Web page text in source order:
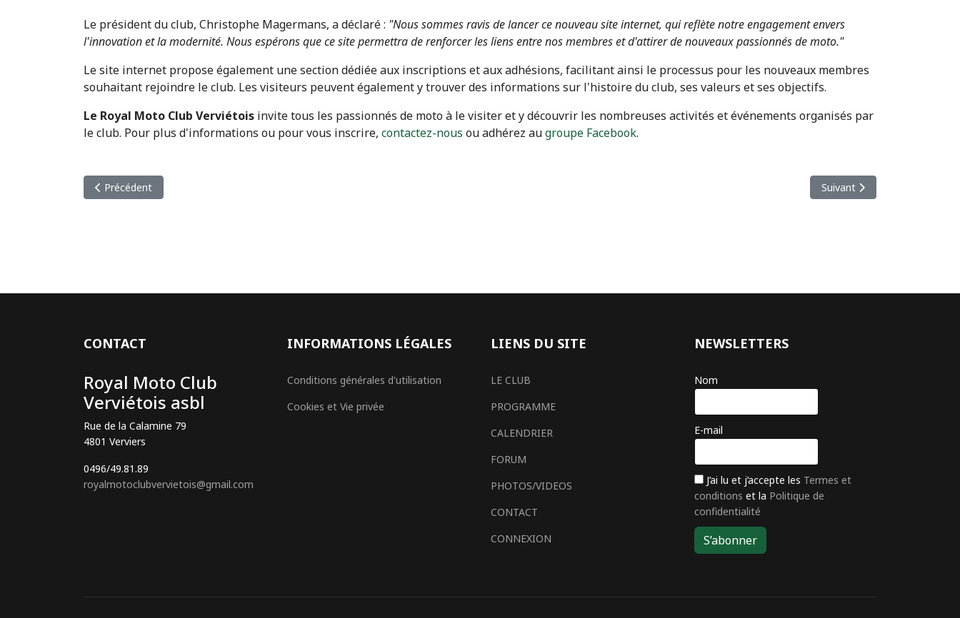
Le président du club, Christophe Magermans, a déclaré : "Nous sommes ravis de lancer ce nouveau site internet, qui reflète notre engagement envers
l'innovation et la modernité. Nous espérons que ce site permettra de renforcer les liens entre nos membres et d'attirer de nouveaux passionnés de moto."
Le site internet propose également une section dédiée aux inscriptions et aux adhésions, facilitant ainsi le processus pour les nouveaux membres
souhaitant rejoindre le club. Les visiteurs peuvent également y trouver des informations sur l'histoire du club, ses valeurs et ses objectifs.
Le Royal Moto Club Verviétois invite tous les passionnés de moto à le visiter et y découvrir les nombreuses activités et événements organisés par
le club. Pour plus d'informations ou pour vous inscrire, contactez-nous ou adhérez augroupe Facebook.
Article précédent : Journée portes ouvertes chez Performance MOTO !
Précédent Article suivant : Le Royal
Suivant
CONTACT
Royal Moto Club
Verviétois asbl
Rue de la Calamine 79
4801 Verviers
0496/49.81.89
royalmotoclubvervietois@gmail.com
INFORMATIONS LÉGALES
Conditions générales d'utilisation
Cookies et Vie privée
LIENS DU SITE
LE CLUB
PROGRAMME
CALENDRIER
FORUM
PHOTOS/VIDEOS
CONTACT
CONNEXION
NEWSLETTERS
Nom
E-mail
J’ai lu et j’accepte les Termes et
conditions et la Politique de
confidentialité
S’abonner